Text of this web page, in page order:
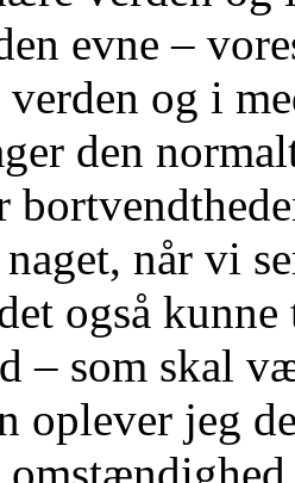
evne –
og i
den
når vi
også
– som skal
oplever jeg